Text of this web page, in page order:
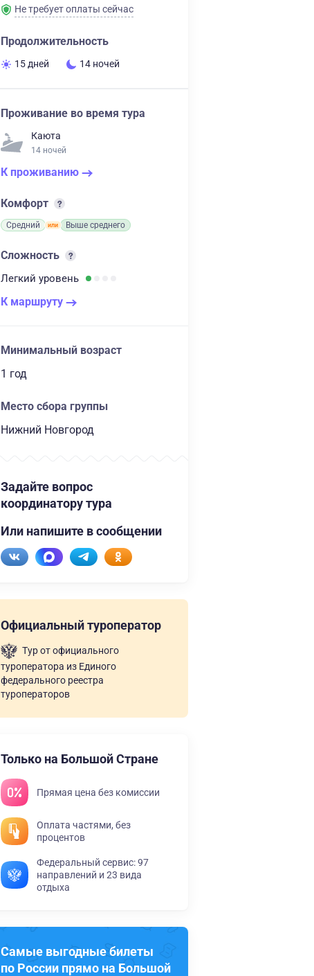
Не требует оплаты сейчас
Продолжительность
15 дней 14 ночей
Проживание во время тура
Каюта
14 ночей
К проживанию
Комфорт
Средний Выше среднего
Сложность
Легкий уровень
К маршруту
Минимальный возраст
1 год
Место сбора группы
Нижний Новгород
Задайте вопрос
координатору тура
Или напишите в сообщении
Официальный туроператор
Тур от официального
туроператора из Единого
федерального реестра
туроператоров
Только на Большой Стране
Прямая цена без комиссии
Оплата частями, без
процентов
Федеральный сервис: 97
направлений и 23 вида
отдыха
Самые выгодные билеты
по России прямо на Большой